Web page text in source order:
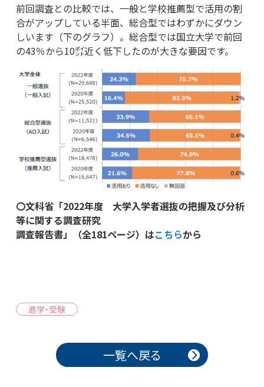
前回調査との比較では、一般と学校推薦型で活用の割
合がアップしている半面、総合型ではわずかにダウン
しいます（下のグラフ）。総合型では国立大学で前回
の43％から10㌽近く低下したのが大きな要因です。
〇文科省「2022年度 大学入学者選抜の把握及び分析
等に関する調査研究
調査報告書」（全181ページ）はこちらから
進学・受験
投稿ナビゲーション 一覧へ戻る